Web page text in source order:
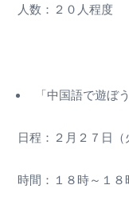
人数：２０人程度
「中国語で遊ぼう
日程：２月２７日（
時間：１８時～１８